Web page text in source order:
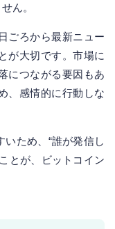
ん。
ごろから最新ニュー
が大切です。市場に
につながる要因もあ
、感情的に行動しな
ため、“誰が発信し
とが、ビットコイン